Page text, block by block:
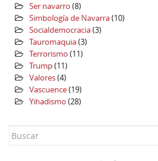
Ser navarro (8)
Simbología de Navarra(10)
Socialdemocracia(3)
Tauromaquia(3)
Terrorismo (11)
Trump(11)
Valores(4)
Vascuence(19)
Yihadismo (28)
for: